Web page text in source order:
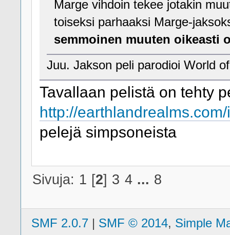
Marge vihdoin tekee jotakin
toiseksi parhaaksi Marge-
semmoinen muuten oikeasti
Juu. Jakson peli parodioi World
Tavallaan pelistä on tehty
http://
pelejä simpsoneista
Sivuja: 1 [2] 3 4 ... 8
SMF 2.0.7 | SMF © 2014, Simple